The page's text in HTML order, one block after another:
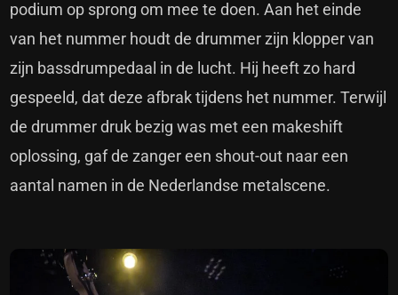
podium op sprong om mee te doen. Aan het einde
van het nummer houdt de drummer zijn klopper van
zijn bassdrumpedaal in de lucht. Hij heeft zo hard
gespeeld, dat deze afbrak tijdens het nummer. Terwijl
de drummer druk bezig was met een makeshift
oplossing, gaf de zanger een shout-out naar een
aantal namen in de Nederlandse metalscene.